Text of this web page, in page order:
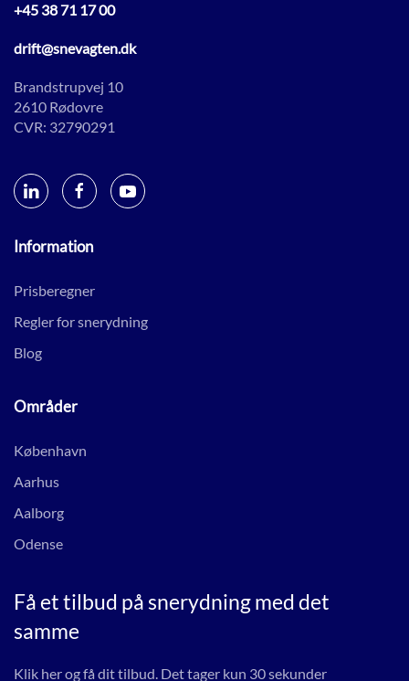
+45 38 71 17 00
drift@snevagten.dk
Brandstrupvej 10
2610 Rødovre
CVR: 32790291
Information
Prisberegner
Regler for snerydning
Blog
Områder
København
Aarhus
Aalborg
Odense
Få et tilbud på snerydning med det
samme
Klik her og få dit tilbud. Det tager kun 30 sekunder